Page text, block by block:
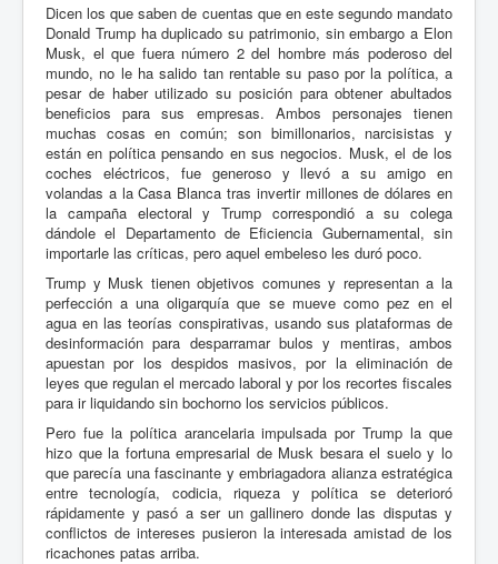
Dicen los que saben de cuentas que en este segundo mandato
Donald Trump ha duplicado su patrimonio, sin embargo a Elon
Musk, el que fuera número 2 del hombre más poderoso del
mundo, no le ha salido tan rentable su paso por la política, a
pesar de haber utilizado su posición para obtener abultados
beneficios para sus empresas. Ambos personajes tienen
muchas cosas en común; son bimillonarios, narcisistas y
están en política pensando en sus negocios. Musk, el de los
coches eléctricos, fue generoso y llevó a su amigo en
volandas a la Casa Blanca tras invertir millones de dólares en
la campaña electoral y Trump correspondió a su colega
dándole el Departamento de Eficiencia Gubernamental, sin
importarle las críticas, pero aquel embeleso les duró poco.
Trump y Musk tienen objetivos comunes y representan a la
perfección a una oligarquía que se mueve como pez en el
agua en las teorías conspirativas, usando sus plataformas de
desinformación para desparramar bulos y mentiras, ambos
apuestan por los despidos masivos, por la eliminación de
leyes que regulan el mercado laboral y por los recortes fiscales
para ir liquidando sin bochorno los servicios públicos.
Pero fue la política arancelaria impulsada por Trump la que
hizo que la fortuna empresarial de Musk besara el suelo y lo
que parecía una fascinante y embriagadora alianza estratégica
entre tecnología, codicia, riqueza y política se deterioró
rápidamente y pasó a ser un gallinero donde las disputas y
conflictos de intereses pusieron la interesada amistad de los
ricachones patas arriba.